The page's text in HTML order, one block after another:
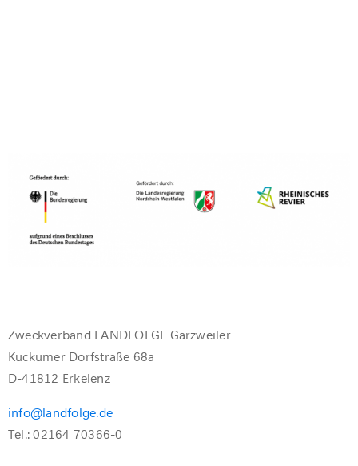
Zweckverband LANDFOLGE Garzweiler
Kuckumer Dorfstraße 68a
D-41812 Erkelenz
info@landfolge.de
Tel.: 02164 70366-0